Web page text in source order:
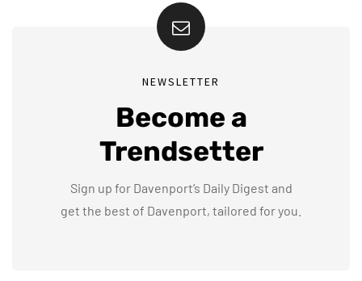
NEWSLETTER
Become a
Trendsetter
Sign up for Davenport’s Daily Digest and
get the best of Davenport, tailored for you.